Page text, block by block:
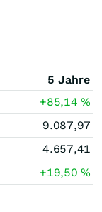
5 Jahre
+85,14%
9.087,97
4.657,41
+19,50%